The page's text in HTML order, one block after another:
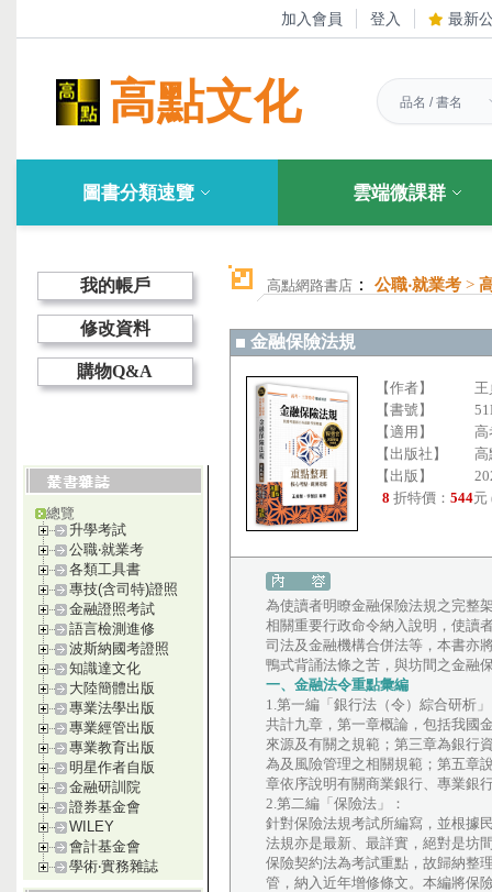
加入會員 登入 最新
高點文化
圖書分類速覽 雲端微課群
我的帳戶
修改資料
購物Q&A
總覽
升學考試
公職‧就業考
各類工具書
專技(含司特)證照
金融證照考試
語言檢測進修
波斯納國考證照
知識達文化
大陸簡體出版
專業法學出版
專業經管出版
專業教育出版
明星作者自版
金融研訓院
證券基金會
WILEY
會計基金會
學術‧實務雜誌
高點網路書店 ： 公職‧就業考 >
金融保險法規
【作者】
【書號】
【適用】
高
【出版社】
高
【出版】
8 折特價： 544元
為使讀者明瞭金融保險法規之完整
相關重要行政命令納入說明，使讀
司法及金融機構合併法等，本書亦
鴨式背誦法條之苦，與坊間之金融
一、金融法令重點彙編
1.第一編「銀行法（令）綜合研析
共計九章，第一章概論，包括我國
來源及有關之規範；第三章為銀行
為及風險管理之相關規範；第五章
章依序說明有關商業銀行、專業銀
2.第二編「保險法」：
針對保險法規考試所編寫，並根據
法規亦是最新、最詳實，絕對是坊
保險契約法為考試重點，故歸納整
管，納入近年增修條文。本編將保